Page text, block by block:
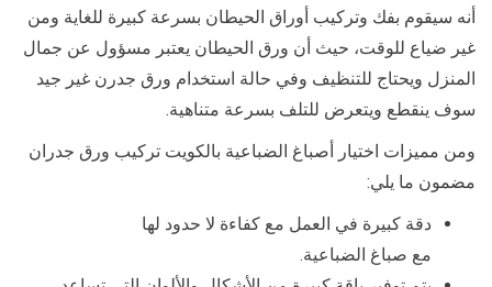
أنه سيقوم بفك وتركيب أوراق الحيطان بسرعة كبيرة للغاية ومن
غير ضياع للوقت، حيث أن ورق الحيطان يعتبر مسؤول عن جمال
المنزل ويحتاج للتنظيف وفي حالة استخدام ورق جدرن غير جيد
سوف ينقطع ويتعرض للتلف بسرعة متناهية.
ومن مميزات اختيار أصباغ الضباعية بالكويت تركيب ورق جدران
مضمون ما يلي:
دقة كبيرة في العمل مع كفاءة لا حدود لها
مع صباغ الضباعية.